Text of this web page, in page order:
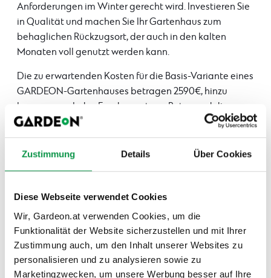
Zustimmung Details Über Cookies
Diese Webseite verwendet Cookies
Wir, Gardeon.at verwenden Cookies, um die
Funktionalität der Website sicherzustellen und mit Ihrer
Zustimmung auch, um den Inhalt unserer Websites zu
personalisieren und zu analysieren sowie zu
Marketingzwecken, um unsere Werbung besser auf Ihre
Anforderungen im Winter gerecht wird. Investieren Sie
in Qualität und machen Sie Ihr Gartenhaus zum
behaglichen Rückzugsort, der auch in den kalten
Monaten voll genutzt werden kann.
Die zu erwartenden Kosten für die Basis-Variante eines
GARDEON-Gartenhauses betragen 2590€, hinzu
kommen noch das Fundament aus Beton und die
Estrich-Dämmung.
Neuigkeiten
Fertiggaragen
Gartenhäuser
Terrassenüberdachungen und Carports